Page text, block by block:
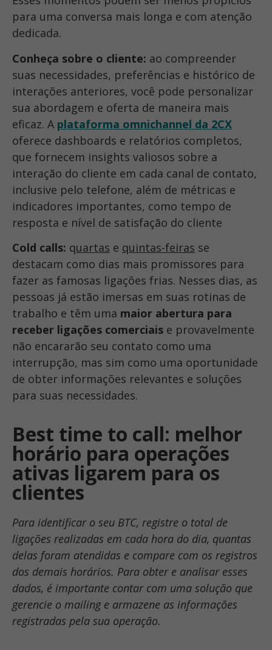
para uma conversa mais longa e com atenção
dedicada.
Conheça sobre o cliente: ao compreender
suas necessidades, preferências e histórico de
interações anteriores, você pode personalizar
sua abordagem e oferta de maneira mais
eficaz. A plataforma omnichannel da 2CX
oferece dashboards e relatórios completos,
que fornecem insights valiosos sobre a
interação do cliente em cada canal de contato,
inclusive pelo telefone, além de métricas e
indicadores importantes, como tempo de
resposta e nível de satisfação do cliente
Cold calls: quartas e quintas-feiras se
destacam como dias mais promissores para
fazer as famosas ligações frias. Nesses dias, as
pessoas já estão imersas em suas rotinas de
trabalho e têm uma maior abertura para
receber ligações comerciais e provavelmente
não encararão seu contato como uma
interrupção, mas sim como uma oportunidade
de obter informações relevantes e soluções
para suas necessidades.
Best time to call: melhor
horário para operações
ativas ligarem para os
clientes
Para identificar o seu BTC, registre o total de
ligações realizadas em cada hora do dia, quantas
delas foram atendidas e compare com os registros
dos demais horários. Para obter e analisar esses
dados, é importante contar com uma solução que
gerencie o mailing e armazene as informações
registradas pela sua operação.